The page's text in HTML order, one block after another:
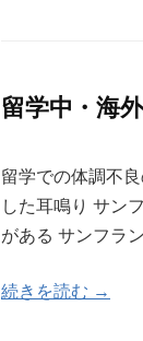
留学中・海
留学での体調不
した耳鳴り サン
がある サンフラ
続きを読む →